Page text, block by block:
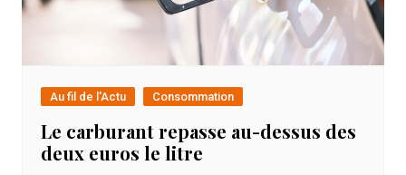
Au fil de l'Actu Consommation
Le carburant repasse au-dessus des
deux euros le litre